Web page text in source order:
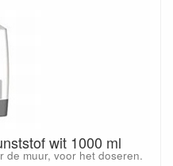
wit 1000 ml
de muur, voor het doseren.